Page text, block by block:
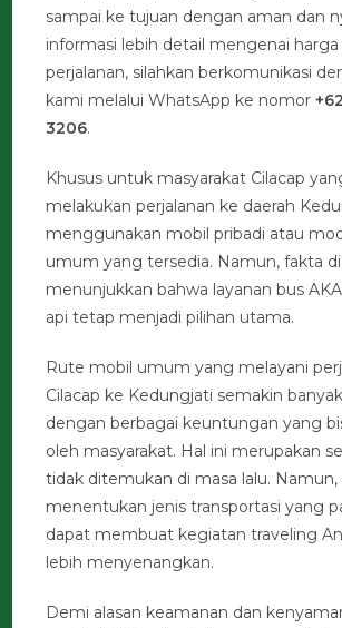
sampai ke tujuan dengan aman dan
informasi lebih detail mengenai
perjalanan, silahkan berkomunikasi
kami melalui WhatsApp ke nomor
3206.
Khusus untuk masyarakat Cilacap
melakukan perjalanan ke daerah
menggunakan mobil pribadi atau
umum yang tersedia. Namun, fakta
menunjukkan bahwa layanan bus
api tetap menjadi pilihan utama.
Rute mobil umum yang melayani
Cilacap ke Kedungjati semakin
dengan berbagai keuntungan yang
oleh masyarakat. Hal ini merupakan
tidak ditemukan di masa lalu.
menentukan jenis transportasi yang
dapat membuat kegiatan traveling
lebih menyenangkan.
Demi alasan keamanan dan